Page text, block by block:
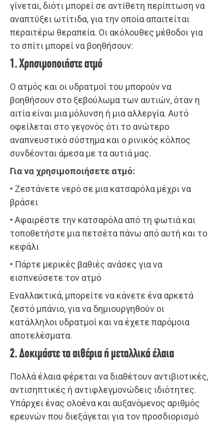
γίνεται, διότι μπορεί σε αντίθετη περίπτωση να
αναπτύξει ωτίτιδα, για την οποία απαιτείται
περαιτέρω θεραπεία. Οι ακόλουθες μέθοδοι για
το σπίτι μπορεί να βοηθήσουν:
1. Χρησιμοποιήστε ατμό
Ο ατμός και οι υδρατμοί του μπορούν να
βοηθήσουν στο ξεβούλωμα των αυτιών, όταν η
αιτία είναι μια μόλυνση ή μια αλλεργία. Αυτό
οφείλεται στο γεγονός ότι το ανώτερο
αναπνευστικό σύστημα και ο ρινικός κόλπος
συνδέονται άμεσα με τα αυτιά μας.
Για να χρησιμοποιήσετε ατμό:
• Ζεστάνετε νερό σε μια κατσαρόλα μέχρι να
βράσει
• Αφαιρέστε την κατσαρόλα από τη φωτιά και
τοποθετήστε μια πετσέτα πάνω από αυτή και το
κεφάλι
• Πάρτε μερικές βαθιές ανάσες για να
εισπνεύσετε τον ατμό
Εναλλακτικά, μπορείτε να κάνετε ένα αρκετά
ζεστό μπάνιο, για να δημιουργηθούν οι
κατάλληλοι υδρατμοί και να έχετε παρόμοια
αποτελέσματα.
2. Δοκιμάστε τα αιθέρια ή μεταλλικά έλαια
Πολλά έλαια φέρεται να διαθέτουν αντιβιοτικές,
αντισηπτικές ή αντιφλεγμονώδεις ιδιότητες.
Υπάρχει ένας ολοένα και αυξανόμενος αριθμός
ερευνών που διεξάγεται για τον προσδιορισμό